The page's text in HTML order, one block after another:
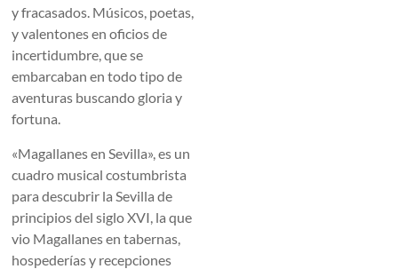
y fracasados. Músicos, poetas,
y valentones en oficios de
incertidumbre, que se
embarcaban en todo tipo de
aventuras buscando gloria y
fortuna.
«Magallanes en Sevilla», es un
cuadro musical costumbrista
para descubrir la Sevilla de
principios del siglo XVI, la que
vio Magallanes en tabernas,
hospederías y recepciones